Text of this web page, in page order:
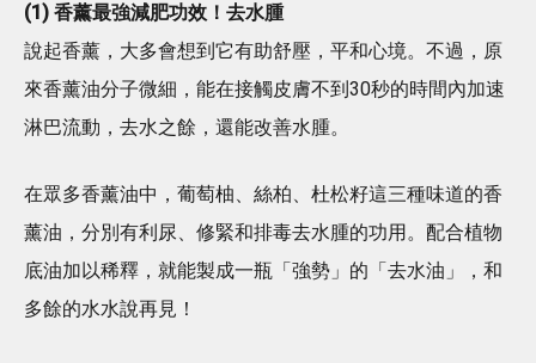
(1) 香薰最強減肥功效！去水腫
說起香薰，大多會想到它有助舒壓，平和心境。不過，原
來香薰油分子微細，能在接觸皮膚不到30秒的時間內加速
淋巴流動，去水之餘，還能改善水腫。
在眾多香薰油中，葡萄柚、絲柏、杜松籽這三種味道的香
薰油，分別有利尿、修緊和排毒去水腫的功用。配合植物
底油加以稀釋，就能製成一瓶「強勢」的「去水油」，和
多餘的水水說再見！